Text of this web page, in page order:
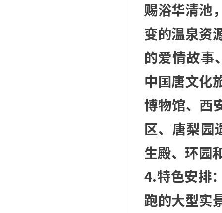
赐浴华清池
变的温泉资
的爱情故
中国唐文化
博物馆、西
区、唐梨园
生殿、环园
4.特色安排
跑的大型实